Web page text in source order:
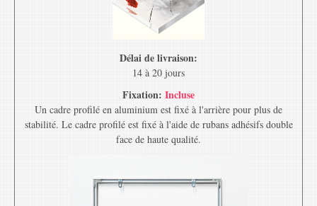
Délai de livraison:
14 à 20 jours
Fixation: Incluse
Un cadre profilé en aluminium est fixé à l'arrière pour plus de
stabilité. Le cadre profilé est fixé à l'aide de rubans adhésifs double
face de haute qualité.